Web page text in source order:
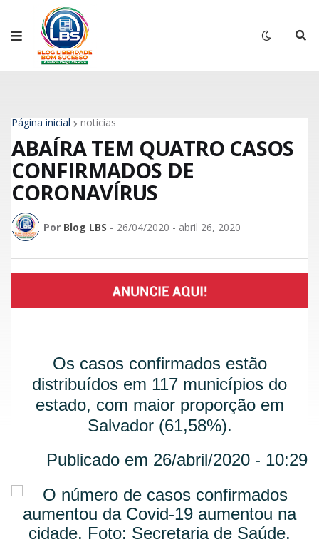
Página inicial noticias
ABAÍRA TEM QUATRO CASOS
CONFIRMADOS DE
CORONAVÍRUS
Por Blog LBS - 26/04/2020 - abril 26, 2020
Os casos confirmados estão
distribuídos em 117 municípios do
estado, com maior proporção em
Salvador (61,58%).
Publicado em 26/abril/2020 - 10:29